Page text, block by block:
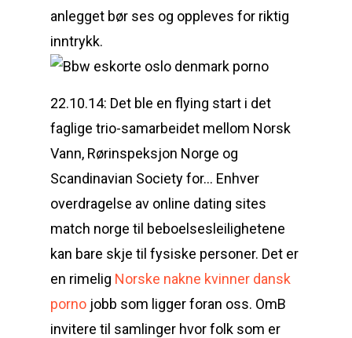
anlegget bør ses og oppleves for riktig
inntrykk.
22.10.14: Det ble en flying start i det
faglige trio-samarbeidet mellom Norsk
Vann, Rørinspeksjon Norge og
Scandinavian Society for… Enhver
overdragelse av online dating sites
match norge til beboelsesleilighetene
kan bare skje til fysiske personer. Det er
en rimelig Norske nakne kvinner dansk
porno jobb som ligger foran oss. OmB
invitere til samlinger hvor folk som er